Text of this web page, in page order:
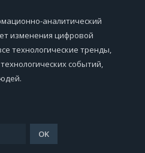
аналитический
изменения цифровой
технологические тренды,
событий,